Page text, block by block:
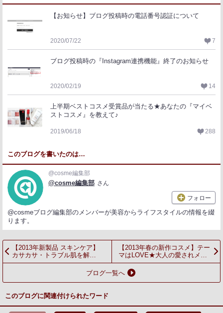
【お知らせ】ブログ投稿時の電話番号認証について
2020/07/22 7
ブログ投稿時の『Instagram連携機能』終了のお知らせ
2020/02/19 14
上半期ベストコスメ受賞品が当たる★あなたの『マイベ
ストコスメ』を教えて♪
2019/06/18 288
このブログを書いたのは…
@cosme編集部
@cosme編集部 さん
フォロー
@cosmeブログ編集部のメンバーが美容からライフスタイルの情報を綴
ります。
【2013年新製品 スキンケア】
カサカサ・トラブル肌を解
消！？⇒ オールインワンゲルの
【2013年春の新作コスメ】テー
マはLOVE★大人の愛されメイ
クが完成！
ブログ一覧へ
このブログに関連付けられたワード